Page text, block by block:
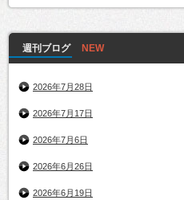
週刊ブログ
2026年7月28日
2026年7月17日
2026年7月6日
2026年6月26日
2026年6月19日